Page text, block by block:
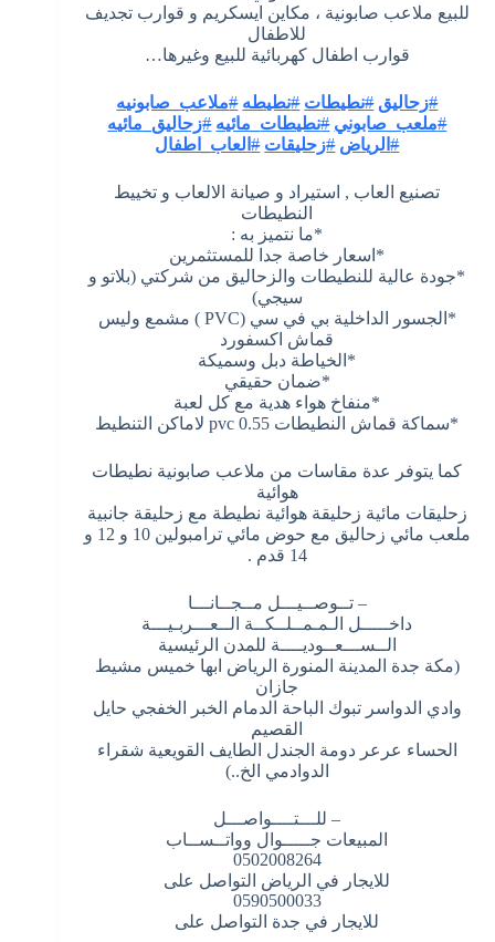
للبيع ملاعب صابونية ، مكاين ايسكريم و قوارب تجديف
للاطفال
قوارب اطفال كهربائية للبيع وغيرها…
#زحاليق #نطيطات #نطيطه #ملاعب_صابونيه
#ملعب_صابوني #نطيطات _مائيه #زحاليق_مائيه
#الرياض #زحليقات #العاب_اطفال
تصنيع العاب , استيراد و صيانة الالعاب و تخييط
النطيطات
*ما نتميز به :
*اسعار خاصة جدا للمستثمرين
*جودة عالية للنطيطات والزحاليق من شركتي (بلاتو و
سيجي)
*الجسور الداخلية بي في سي (PVC ) مشمع وليس
قماش اكسفورد
*الخياطة دبل وسميكة
*ضمان حقيقي
*منفاخ هواء هدية مع كل لعبة
*سماكة قماش النطيطات 0.55 pvc لاماكن التنطيط
كما يتوفر عدة مقاسات من ملاعب صابونية نطيطات
هوائية
زحليقات مائية زحليقة هوائية نطيطة مع زحليقة جانبية
ملعب مائي زحاليق مع حوض مائي ترامبولين 10 و 12 و
14 قدم .
– تــوصــيـــل مــجــانـــا
داخـــــل الـمـمــلــكــة الــعـــربـيـــة
الــســـعــوديــــة للمدن الرئيسية
(مكة جدة المدينة المنورة الرياض ابها خميس مشيط
جازان
وادي الدواسر تبوك الباحة الدمام الخبر الخفجي حايل
القصيم
الحساء عرعر دومة الجندل الطايف القويعية شقراء
الدوادمي الخ..)
– للـــتــــواصـــل
المبيعات جـــــوال وواتــســاب
0502008264
للايجار في الرياض التواصل على
0590500033
للايجار في جدة التواصل على